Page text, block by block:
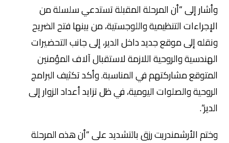
وأشار إلى “أن المرحلة المقبلة تستدعي سلسلة من
الإجراءات التنظيمية واللوجستية، من بينها فتح الضريح
ونقله إلى موقع جديد داخل الدير، إلى جانب التحضيرات
الهندسية والروحية اللازمة لاستقبال آلاف المؤمنين
المتوقع مشاركتهم في المناسبة. وأكد تكثيف البرامج
الروحية والصلوات اليومية، في ظل تزايد أعداد الزوار إلى
الدير”.
وختم الأرشمندريت رزق بالتشديد على “أن هذه المرحلة